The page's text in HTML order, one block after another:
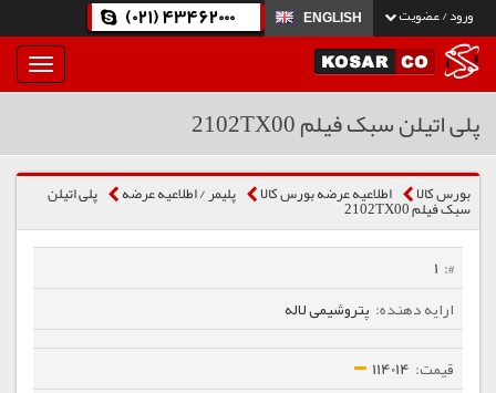
ورود / عضویت ENGLISH
(021) 43462000
بار
و
پلی اتیلن سبک فیلم 2102TX00
بورس کالا اطلاعیه عرضه بورس کالا پلیمر / اطلاعیه عرضه پلی اتیلن
سبک فیلم 2102TX00
1
پتروشیمی لاله
114014